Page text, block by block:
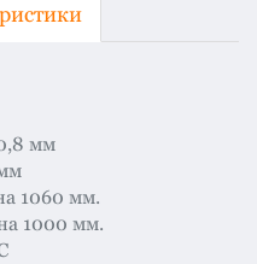
мм
1060 мм.
1000 мм.